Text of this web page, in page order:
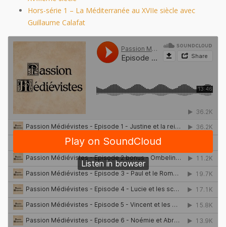
Hors-série 1 – La Méditerranée au XVIIe siècle avec
Guillaume Calafat